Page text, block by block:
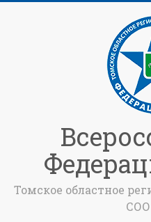
Томское областное